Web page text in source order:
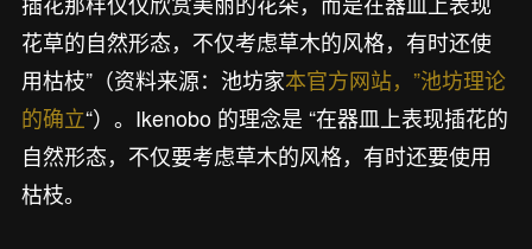
花草的自然形态，不仅考虑草木的风格，有时还使
用枯枝”（资料来源：池坊家本官方网站，”池坊理论
的确立“）。Ikenobo 的理念是 “在器皿上表现插花的
自然形态，不仅要考虑草木的风格，有时还要使用
枯枝。